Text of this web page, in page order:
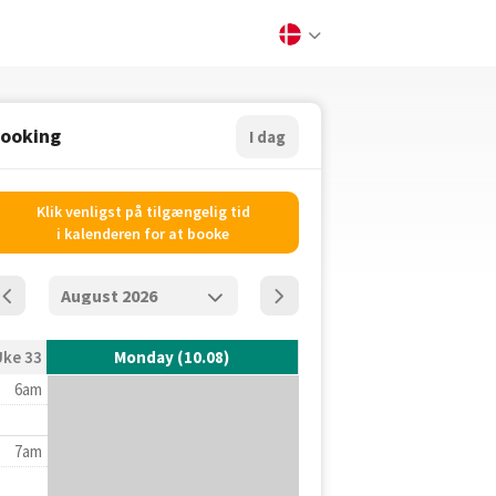
I dag
Klik venligst på tilgængelig tid
i kalenderen for at booke
33
Monday (10.08)
6am
7am